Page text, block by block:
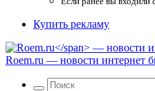
Купить рекламу
Roem.ru — новости интернет